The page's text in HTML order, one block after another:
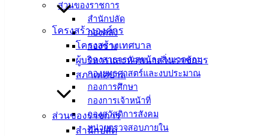
ส่วนของราชการ
สำนักปลัด
กองคลัง
กองช่าง
กองสาธารณสุขและสิ่งแวดล้อม
กองยุทธศาสตร์และงบประมาณ
กองการศึกษา
กองการเจ้าหน้าที่
กองสวัสดิการสังคม
หน่วยตรวจสอบภายใน
โครงสร้างองค์กร
โครงสร้างเทศบาล
ผู้บริหารและหัวหน้าส่วนราชการ
สภาเทศบาล
ส่วนของราชการ
สำนักปลัด
เทศบาล
เมืองอ่าง
เทศบาลเมือง